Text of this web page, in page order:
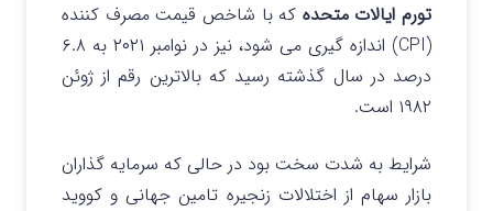
تورم ایالات متحده که با شاخص قیمت مصرف کننده
(CPI) اندازه گیری می شود، نیز در نوامبر ۲۰۲۱ به ۶.۸
درصد در سال گذشته رسید که بالاترین رقم از ژوئن
۱۹۸۲ است.
شرایط به شدت سخت بود در حالی که سرمایه گذاران
بازار سهام از اختلالات زنجیره تامین جهانی و کووید